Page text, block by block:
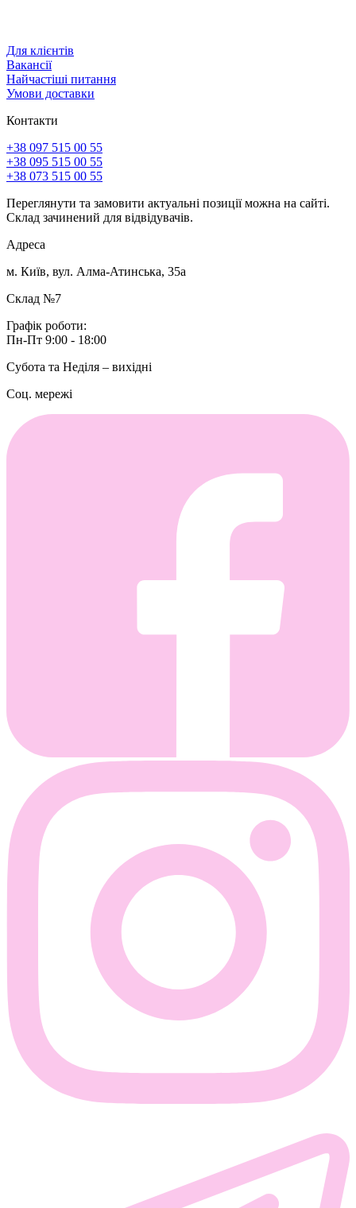
Для клієнтів
Вакансії
Найчастіші питання
Умови доставки
Контакти
+38 097 515 00 55
+38 095 515 00 55
+38 073 515 00 55
Переглянути та замовити актуальні позиції можна на сайті.
Склад зачинений для відвідувачів.
Адреса
м. Київ, вул. Алма-Атинська, 35а
Склад №7
Графік роботи:
Пн-Пт 9:00 - 18:00
Субота та Неділя – вихідні
Соц. мережі